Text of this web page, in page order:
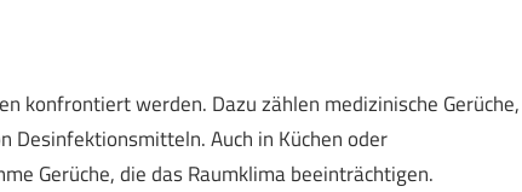
konfrontiert werden. Dazu zählen medizinische Gerüche,
Desinfektionsmitteln. Auch in Küchen oder
Gerüche, die das Raumklima beeinträchtigen.